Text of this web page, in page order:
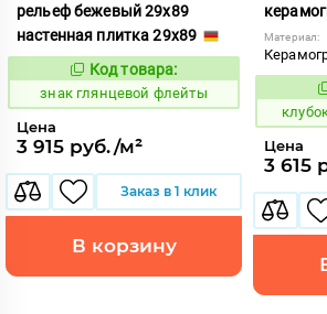
рельеф бежевый 29х89
настенная плитка 29x89
486741
Код товара:
знак глянцевой флейты
Цена
3 915 руб./м²
Заказ в 1 клик
В корзину
Материал:
Цена
3 615